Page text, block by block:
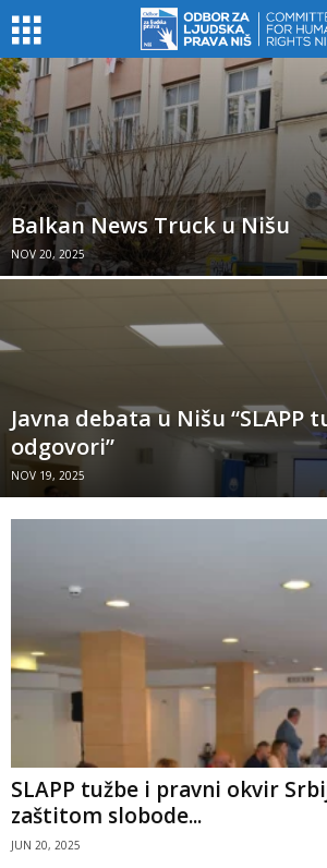
Balkan News Truck u Nišu
NOV 20, 2025
Javna debata u Nišu “SLAPP
odgovori”
NOV 19, 2025
SLAPP tužbe i pravni okvir
zaštitom slobode...
JUN 20, 2025